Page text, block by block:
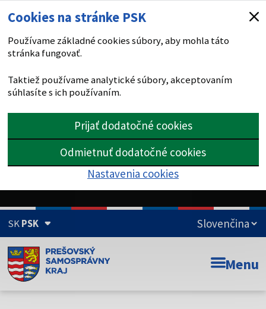
Cookies na stránke PSK
Používame základné cookies súbory, aby mohla táto
stránka fungovať.
Taktiež používame analytické súbory, akceptovaním
súhlasíte s ich používaním.
Prijať dodatočné cookies
Odmietnuť dodatočné cookies
Nastavenia cookies
SKPSK
Doména psk.sk je oficiálna
Toto je oficiálna webová stránka Prešovského
Menu